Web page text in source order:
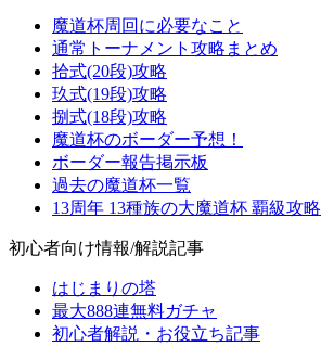
魔道杯周回に必要なこと
通常トーナメント攻略まとめ
拾式(20段)攻略
玖式(19段)攻略
捌式(18段)攻略
魔道杯のボーダー予想！
ボーダー報告掲示板
過去の魔道杯一覧
13周年 13種族の大魔道杯 覇級攻略
初心者向け情報/解説記事
はじまりの塔
最大888連無料ガチャ
初心者解説・お役立ち記事